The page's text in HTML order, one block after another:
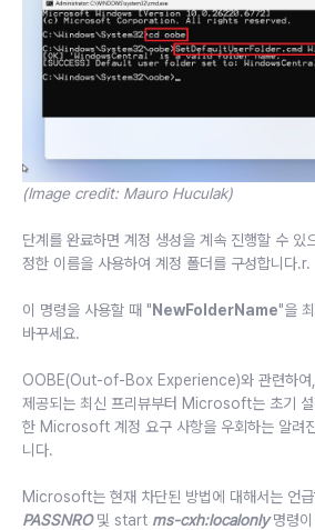
(Image credit: Mauro Huculak)
단계를 완료하면 계정 생성을 계속 진행할 수 있
정한 이름을 사용하여 계정 폴더를 구성합니다.r.
이 명령을 사용할 때 "NewFolderName"을
바꾸세요.
OOBE(Out-of-Box Experience)와 관련하여,
제공되는 최신 프리뷰부터 Microsoft는 초기 설
한 Microsoft 계정 요구 사항을 우회하는 알려
니다.
Microsoft는 현재 차단된 방법에 대해서는 언급
PASSNRO 및 start ms-cxh:localonly 명령